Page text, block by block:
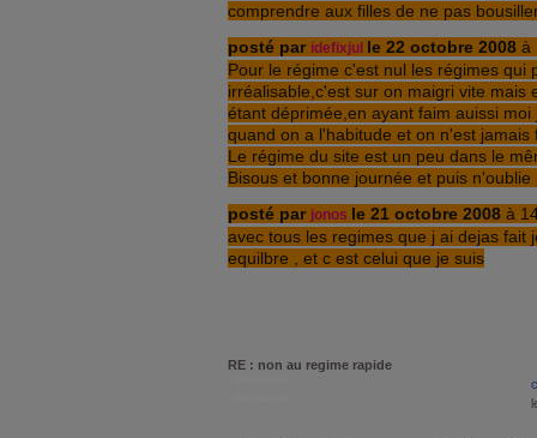
comprendre aux filles de ne pas
posté par idefixjul le 22 octobre 2008 à
Pour le régime c'est nul les régimes qui
irréalisable,c'est sur on maigri vite mais
étant déprimée,en ayant faim auissi
quand on a l'habitude et on n'est
Le régime du site est un peu dans le
Bisous et bonne journée et puis
posté par jonos le 21 octobre 2008 à
avec tous les regimes que j ai dejas fait
equilbre , et c est celui que je suis
RE : non au regime rapide